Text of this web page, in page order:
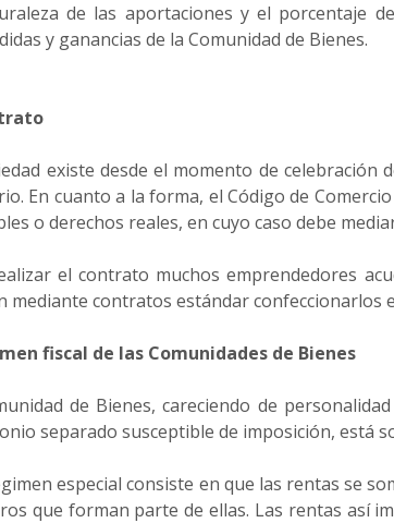
de las aportaciones y el porcentaje
y ganancias de la Comunidad de Bienes.
existe desde el momento de
En cuanto a la forma, el Código de
o derechos reales, en cuyo caso debe
el contrato muchos emprendedores
mediante contratos estándar confeccionarlos
fiscal de las Comunidades de Bienes
de Bienes, careciendo de
separado susceptible de imposición, está
especial consiste en que las rentas se
que forman parte de ellas. Las rentas así